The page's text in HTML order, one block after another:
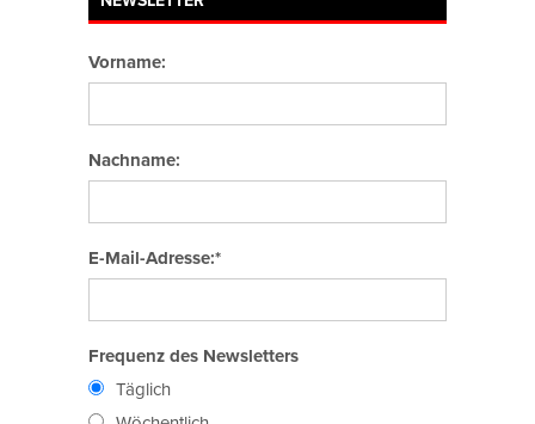
Vorname:
Nachname:
E-Mail-Adresse:*
Frequenz des Newsletters
Täglich